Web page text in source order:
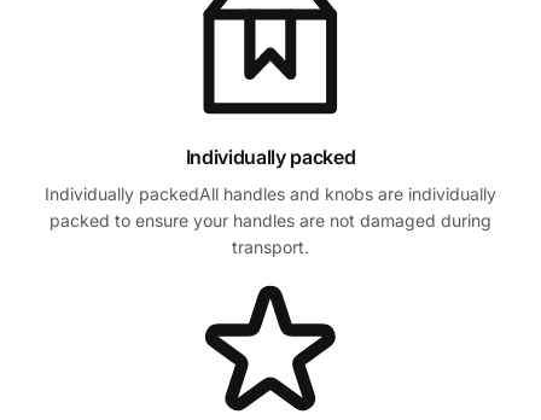
Individually packed
Individually packedAll handles and knobs are individually
packed to ensure your handles are not damaged during
transport.